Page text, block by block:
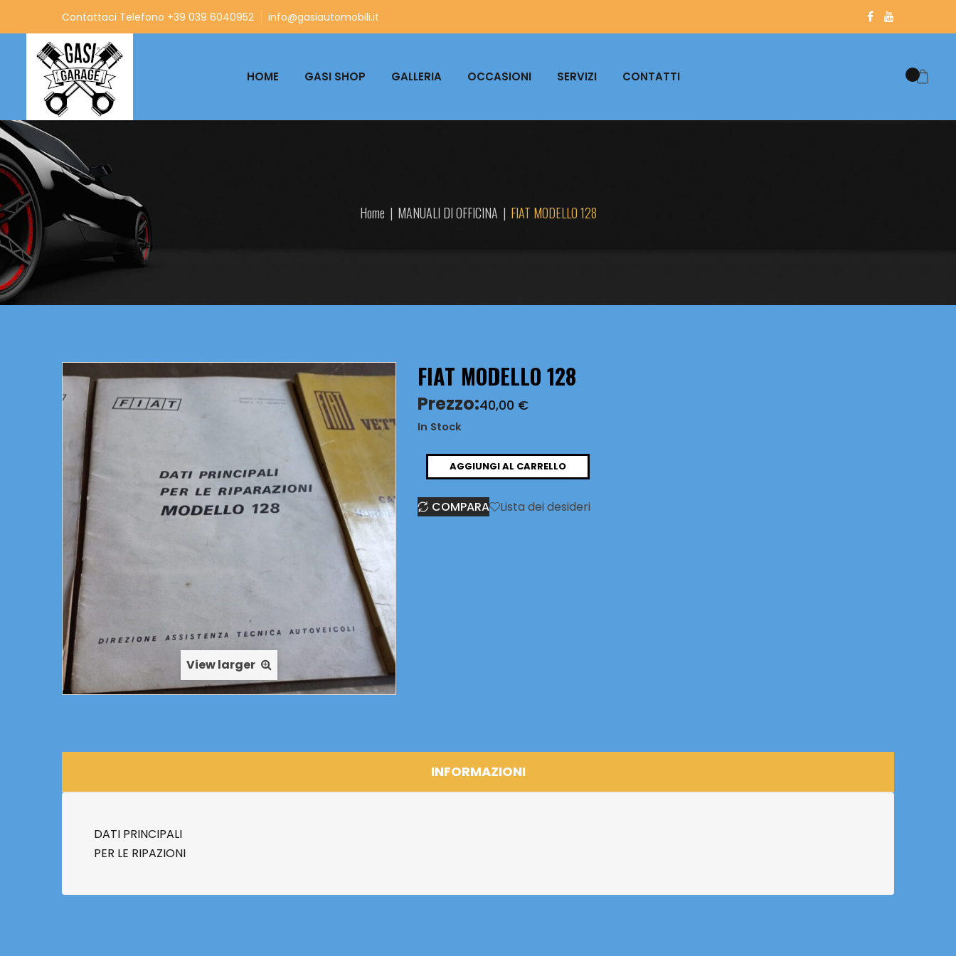
Contattaci Telefono +39 039 6040952 info@gasiautomobili.it
HOME GASI SHOP GALLERIA OCCASIONI SERVIZI CONTATTI
Home | MANUALI DI OFFICINA | FIAT MODELLO 128
View larger
FIAT MODELLO 128
Prezzo:40,00 €
In Stock
128
AGGIUNGI AL CARRELLO
COMPARA Lista dei desideri
INFORMAZIONI
DATI PRINCIPALI
PER LE RIPAZIONI